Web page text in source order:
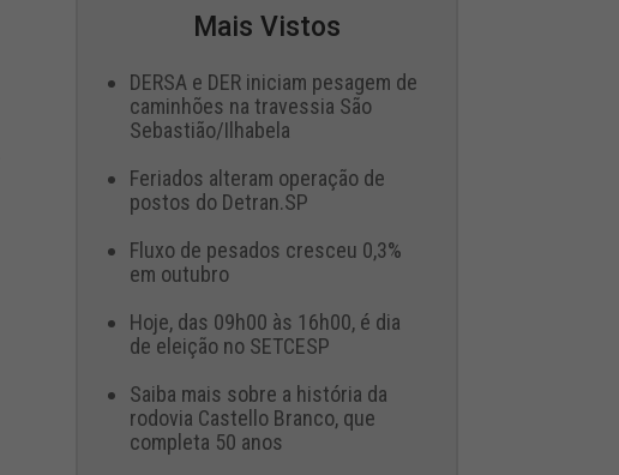
Mais Vistos
DERSA e DER iniciam pesagem de
caminhões na travessia São
Sebastião/Ilhabela
Feriados alteram operação de
postos do Detran.SP
Fluxo de pesados cresceu 0,3%
em outubro
Hoje, das 09h00 às 16h00, é dia
de eleição no SETCESP
Saiba mais sobre a história da
rodovia Castello Branco, que
completa 50 anos